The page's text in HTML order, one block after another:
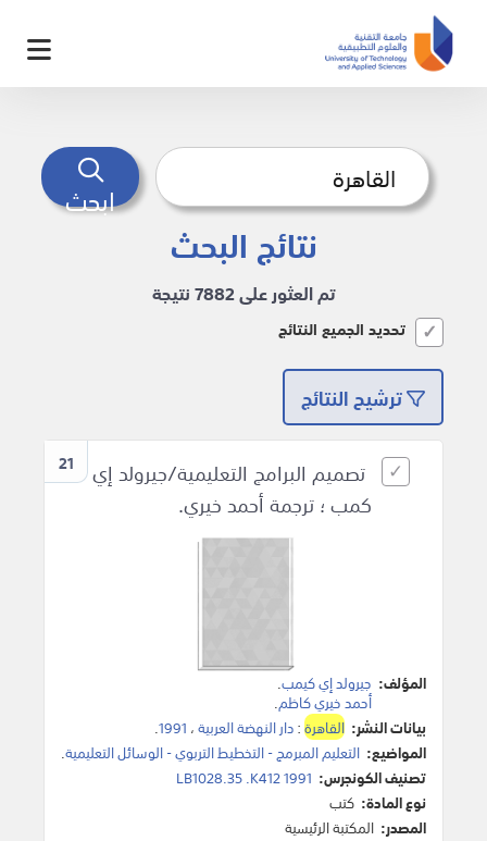
ابحث
نتائج البحث
تم العثور على 7882 نتيجة
تحديد الجميع النتائج
ترشيح النتائج
21
تصميم البرامج التعليمية/جيرولد إي
كمب ؛ ترجمة أحمد خيري.
المؤلف: جيرولد إي كيمب.
أحمد خيري كاظم.
بيانات النشر: القاهرة:دار النهضة العربية، 1991
.
المواضيع: التعليم المبرمج - التخطيط التربوي - الوسائل التعليمية.
تصنيف الكونجرس: LB1028.35 .K412 1991
نوع المادة: كتب
المصدر: المكتبة الرئيسية